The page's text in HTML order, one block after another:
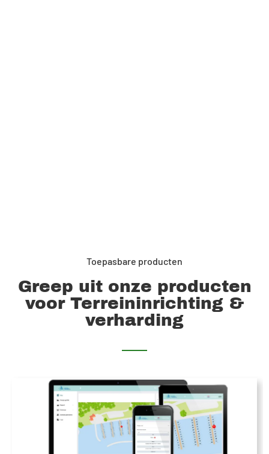
Toepasbare producten
Greep uit onze producten
voor Terreininrichting &
verharding